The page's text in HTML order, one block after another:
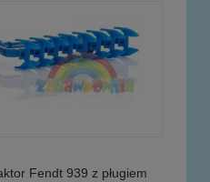
Fendt 939 z pługiem